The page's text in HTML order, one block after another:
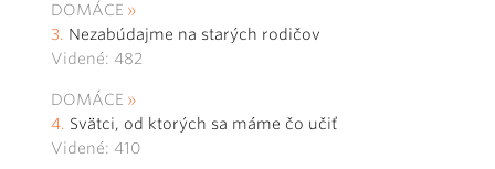
DOMÁCE
Nezabúdajme na starých rodičov
Videné: 482
DOMÁCE
Svätci, od ktorých sa máme čo učiť
Videné: 410